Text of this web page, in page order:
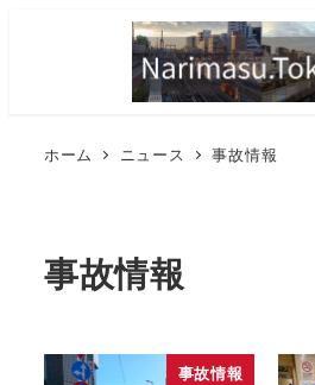
ホーム ニュース 事故情報
事故情報
事故情報